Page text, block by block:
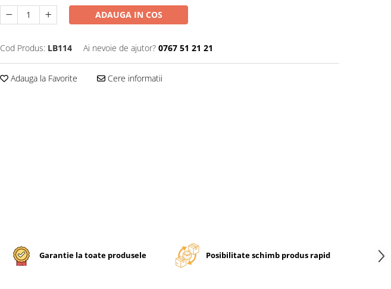
ADAUGA IN COS
Cod Produs: LB114 Ai nevoie de ajutor? 0767 51 21 21
Adauga la Favorite Cere informatii
Garantie la toate produsele Posibilitate schimb produs rapid